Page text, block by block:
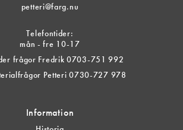
petteri@farg.nu
Telefontider:
mån - fre 10-17
frågor Fredrik 0703-751 992
Petteri 0730-727 978
Information